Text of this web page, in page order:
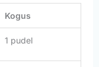
Kogus
1 pudel